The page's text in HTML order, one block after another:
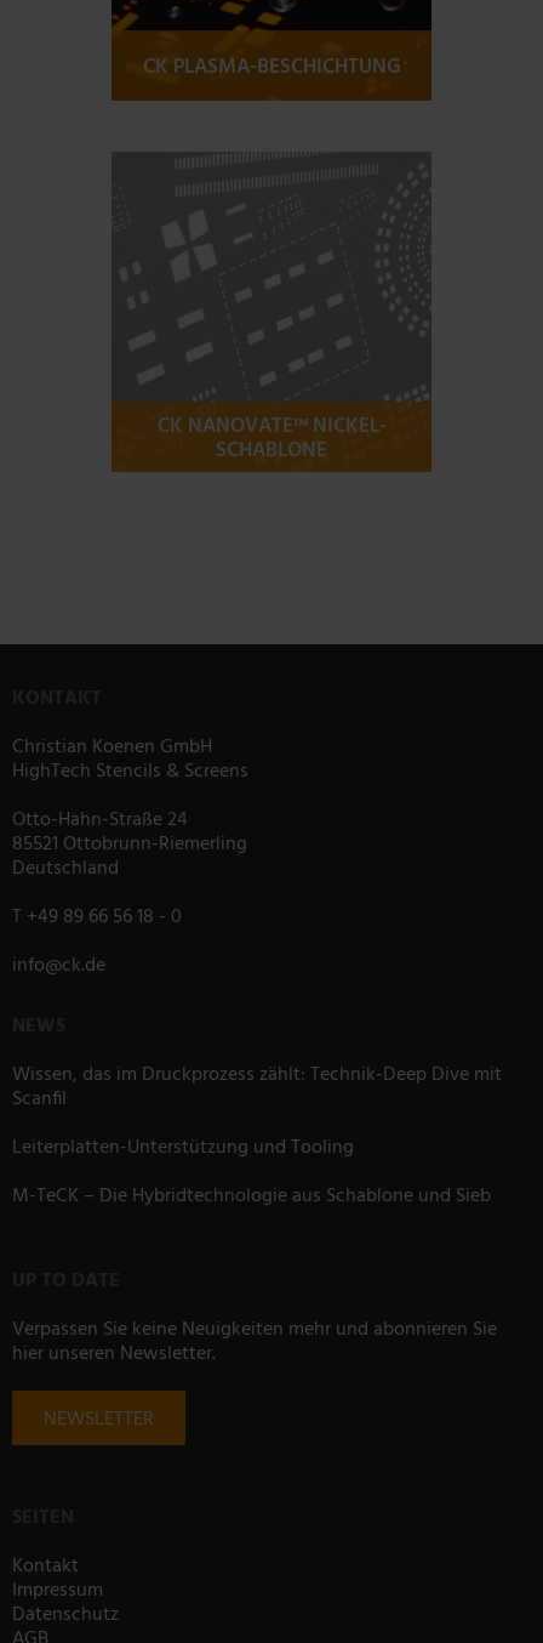
CK PLASMA-BESCHICHTUNG
CK NANOVATE™ NICKEL-
SCHABLONE
Christian Koenen GmbH
HighTech Stencils & Screens
Otto-Hahn-Straße 24
85521 Ottobrunn-Riemerling
Deutschland
T +49 89 66 56 18 - 0
info@ck.de
Wissen, das im Druckprozess zählt: Technik-Deep Dive mit
Scanfil
Leiterplatten-Unterstützung und Tooling
M-TeCK – Die Hybridtechnologie aus Schablone und Sieb
Verpassen Sie keine Neuigkeiten mehr und abonnieren Sie
hier unseren Newsletter.
NEWSLETTER
Kontakt
Impressum
Datenschutz